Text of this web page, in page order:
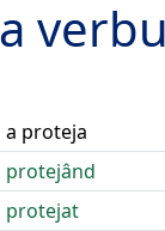
a proteja
protejând
protejat